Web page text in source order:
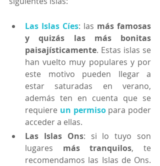
Las Islas Cíes: las más famosas
y quizás las más bonitas
paisajísticamente. Estas islas se
han vuelto muy populares y por
este motivo pueden llegar a
estar saturadas en verano,
además ten en cuenta que se
requiere un permiso para poder
acceder a ellas.
Las Islas Ons: si lo tuyo son
lugares más tranquilos, te
recomendamos las Islas de Ons.